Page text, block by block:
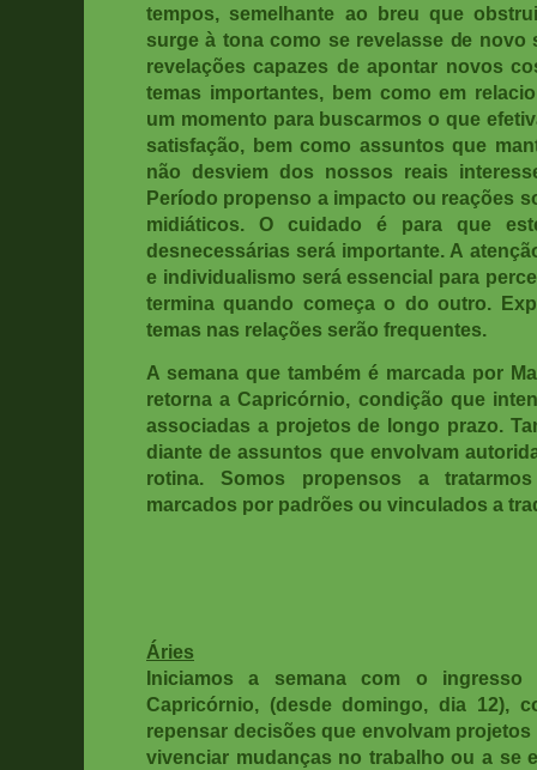
tempos, semelhante ao breu que
surge à tona como se revelasse de novo
revelações capazes de apontar novos
temas importantes, bem como em
um momento para buscarmos o que
satisfação, bem como assuntos que
não desviem dos nossos reais
Período propenso a impacto ou reações
midiáticos. O cuidado é para que
desnecessárias será importante. A
e individualismo será essencial para
termina quando começa o do outro.
temas nas relações serão frequentes.
A semana que também é marcada por
retorna a Capricórnio,
condição que
associadas a projetos de longo prazo.
diante de assuntos que envolvam
rotina. Somos propensos a
marcados por padrões ou vinculados a
Áries
Iniciamos a semana com o
Capricórnio, (desde domingo, dia 12),
repensar decisões que envolvam
vivenciar mudanças no trabalho ou a se